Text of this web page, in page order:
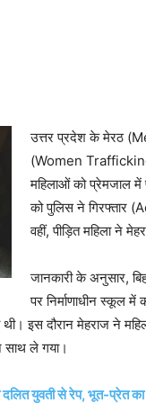
उत्तर प्रदेश के मेरठ
(Women
महिलाओं को प्रेमजाल में
को पुलिस ने गिरफ्तार
वहीं, पीड़ित महिला ने
जानकारी के अनुसार,
पर निर्माणाधीन स्कूल में
थी। इस दौरान मेहराज ने
साथ ले गया।
युवती से रेप, भूत-प्रेत का